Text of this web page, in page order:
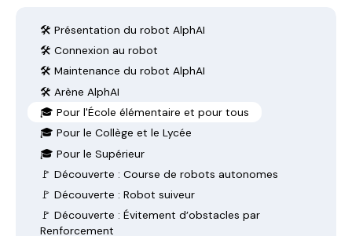
🛠️ Présentation du robot AlphAI
🛠️ Connexion au robot
🛠️ Maintenance du robot AlphAI
🛠️ Arène AlphAI
🎓 Pour l'École élémentaire et pour tous
🎓 Pour le Collège et le Lycée
🎓 Pour le Supérieur
🚩 Découverte : Course de robots autonomes
🚩 Découverte : Robot suiveur
🚩 Découverte : Évitement d’obstacles par
Renforcement